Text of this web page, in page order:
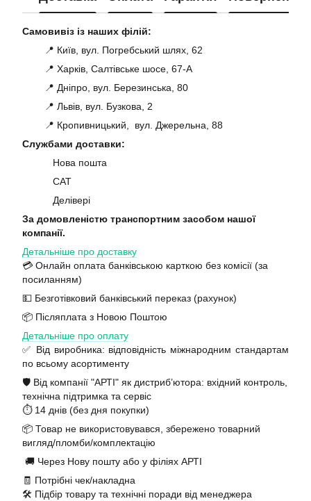
Самовивіз із наших філій:
📍 Київ, вул. Погребський шлях, 62
📍 Харків, Салтівське шосе, 67-А
📍 Дніпро, вул. Березинська, 80
📍 Львів, вул. Бузкова, 2
📍 Кропивницький, вул. Джерельна, 88
Службами доставки:
Нова пошта
САТ
Делівері
За домовленістю транспортним засобом нашої
компанії.
Детальніше про доставку
💳 Онлайн оплата банківською карткою без комісії (за
посиланням)
💵 Безготівковий банківський переказ (рахунок)
📦 Післяплата з Новою Поштою
Детальніше про оплату
✅ Від виробника: відповідність міжнародним стандартам
по всьому асортименту
🛡️ Від компанії "АРТІ" як дистриб’ютора: вхідний контроль,
технічна підтримка та сервіс
⏱️ 14 днів (без дня покупки)
📦 Товар не використовувався, збережено товарний
вигляд/пломби/комплектацію
🚚 Через Нову пошту або у філіях АРТІ
🧾 Потрібні чек/накладна
🛠️ Підбір товару та технічні поради від менеджера